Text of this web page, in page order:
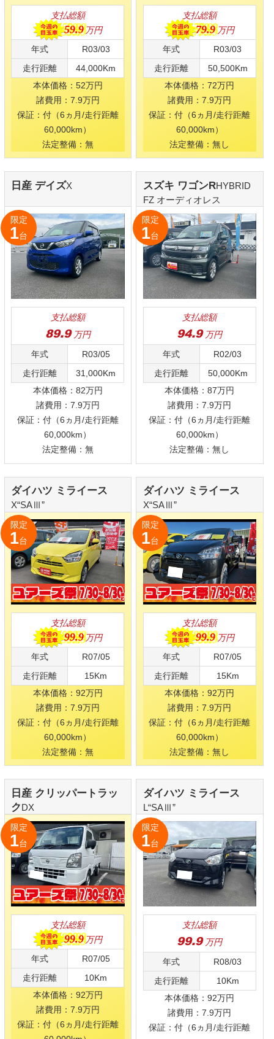
支払総額
89.9
年式
R03/05
走行距離
31,000Km
本体価格：82万円
保証：付（6ヵ月/走行距離
60,000km）
法定整備：無
支払総額
万円
R02/03
50,000Km
本体価格：87万円
保証：付（6ヵ月/走行距離
法定整備：無し
ダイハツ ミライース
X“SAⅢ”
1台
支払総額
99.9万円
年式 R07/05
15Km
本体価格：92万円
諸費用：7.9万円
保証：付（6ヵ月/走行距離
60,000km）
法定整備：無
ダイハツ ミライース
1
支払総額
99.9
万円
R07/05
15Km
本体価格：92万円
保証：付（6ヵ月/走行距離
60,000km）
法定整備：無し
日産 クリッパートラッ
DX
支払総額
99.9万円
年式
R07/05
走行距離
10Km
本体価格：92万円
諸費用：7.9万円
保証：付（6ヵ月/走行距離
60,000km）
法定整備：無し
ダイハツ ミライース
L“SAⅢ”
支払総額
99.9万円
年式
R08/03
走行距離
10Km
本体価格：92万円
諸費用：7.9万円
保証：付（6ヵ月/走行距離
60,000km）
ダイハツ ミライース
L“SAⅢ”
限定
支払総額
99.9万円
本体価格：92万円
諸費用：7.9万円
保証：付（6ヵ月/走行距離
60,000km）
法定整備：無し
ダイハツ タントXスペシ
限定
万円
本体価格：92万円
諸費用：7.9万円
保証：付（6ヵ月/走行距離
60,000km）
法定整備：無し
ダイハツ ミライース
L“SAⅢ”
限定
1台
支払総額
99.9万円
年式 R08/03
走行距離 10Km
スズキ スペーシア
HYBRID G
限定
1台
支払総額
99.9万円
R02/01
37,500Km
本体価格：92万円